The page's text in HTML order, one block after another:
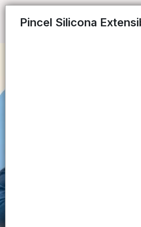
Pincel Silicona